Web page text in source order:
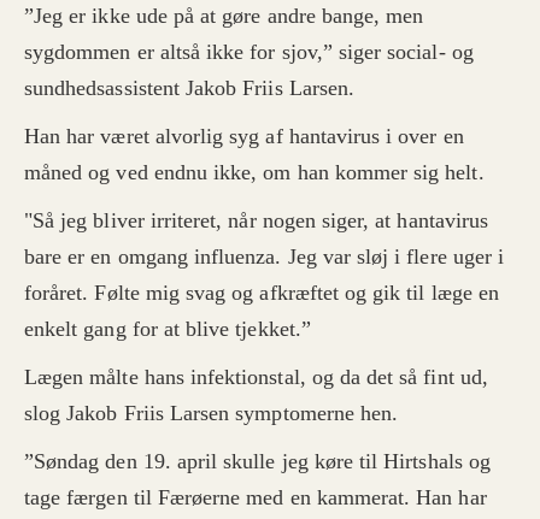
”Jeg er ikke ude på at gøre andre bange, men
sygdommen er altså ikke for sjov,” siger social- og
sundhedsassistent Jakob Friis Larsen.
Han har været alvorlig syg af hantavirus i over en
måned og ved endnu ikke, om han kommer sig helt.
"Så jeg bliver irriteret, når nogen siger, at hantavirus
bare er en omgang influenza. Jeg var sløj i flere uger i
foråret. Følte mig svag og afkræftet og gik til læge en
enkelt gang for at blive tjekket.”
Lægen målte hans infektionstal, og da det så fint ud,
slog Jakob Friis Larsen symptomerne hen.
”Søndag den 19. april skulle jeg køre til Hirtshals og
tage færgen til Færøerne med en kammerat. Han har